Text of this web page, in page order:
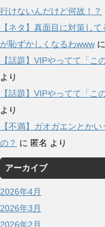
行けないんだけど何故！？
【ネタ】真面目に対策し
が恥ずかしくなるわwww に
【話題】VIPやってて「こ
より
【話題】VIPやってて「こ
より
【不満】ガオガエンとか
の？ に 匿名 より
アーカイブ
2026年4月
2026年3月
2026年2月